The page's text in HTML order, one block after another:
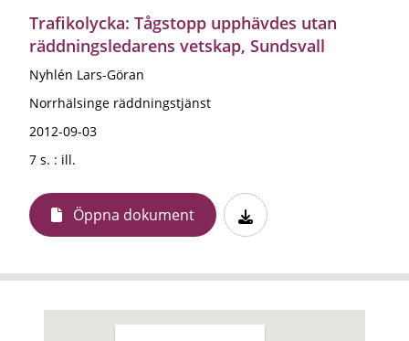
Trafikolycka: Tågstopp upphävdes utan
räddningsledarens vetskap, Sundsvall
Nyhlén Lars-Göran
Norrhälsinge räddningstjänst
2012-09-03
7 s. : ill.
Öppna dokument